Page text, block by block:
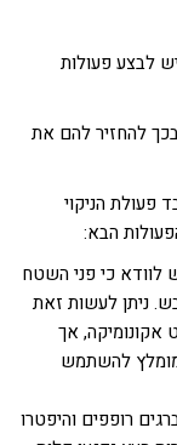
לבצע פעולות
להחזיר להם את
הניקוי
הבא:
לוודא כי פני השטח
ניתן לעשות זאת
אך
להשתמש
רופפים והיפטרו